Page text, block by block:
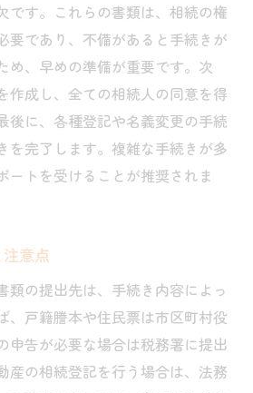
です。これらの書類は、相続の権
要であり、不備があると手続きが
め、早めの準備が重要です。次
作成し、全ての相続人の同意を得
後に、各種登記や名義変更の手続
を完了します。複雑な手続きが多
ートを受けることが推奨されま
意点
類の提出先は、手続き内容によっ
、戸籍謄本や住民票は市区町村役
申告が必要な場合は税務署に提出
産の相続登記を行う場合は、法務